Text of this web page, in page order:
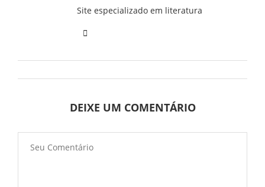
Site especializado em literatura
DEIXE UM COMENTÁRIO